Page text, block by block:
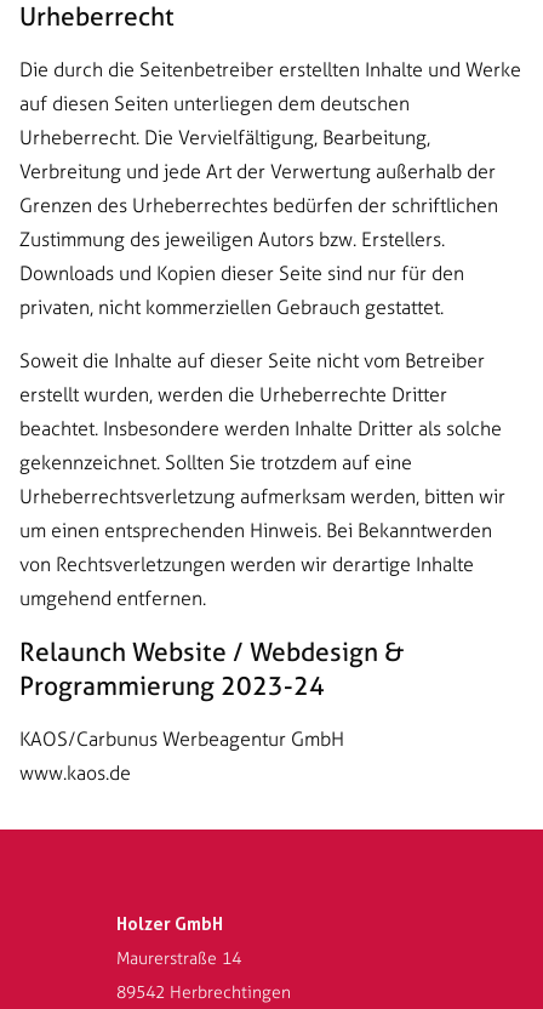
Urheberrecht
Die durch die Seitenbetreiber erstellten Inhalte und Werke
auf diesen Seiten unterliegen dem deutschen
Urheberrecht. Die Vervielfältigung, Bearbeitung,
Verbreitung und jede Art der Verwertung außerhalb der
Grenzen des Urheberrechtes bedürfen der schriftlichen
Zustimmung des jeweiligen Autors bzw. Erstellers.
Downloads und Kopien dieser Seite sind nur für den
privaten, nicht kommerziellen Gebrauch gestattet.
Soweit die Inhalte auf dieser Seite nicht vom Betreiber
erstellt wurden, werden die Urheberrechte Dritter
beachtet. Insbesondere werden Inhalte Dritter als solche
gekennzeichnet. Sollten Sie trotzdem auf eine
Urheberrechtsverletzung aufmerksam werden, bitten wir
um einen entsprechenden Hinweis. Bei Bekanntwerden
von Rechtsverletzungen werden wir derartige Inhalte
umgehend entfernen.
Relaunch Website / Webdesign &
Programmierung 2023-24
KAOS/Carbunus Werbeagentur GmbH
www.kaos.de
Holzer GmbH
Maurerstraße 14
89542 Herbrechtingen